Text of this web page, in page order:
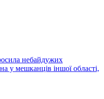
небайдужих
у мешканців іншої області,